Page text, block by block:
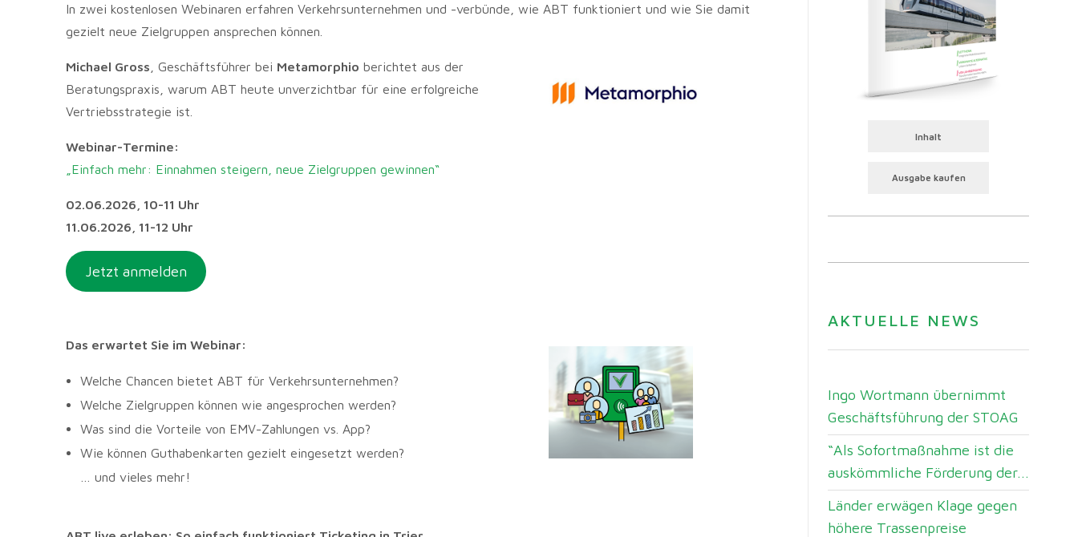
In zwei kostenlosen Webinaren erfahren Verkehrsunternehmen und -verbünde, wie ABT funktioniert und wie Sie damit
gezielt neue Zielgruppen ansprechen können.
Michael Gross , Geschäftsführer bei Metamorphio berichtet aus der
Beratungspraxis, warum ABT heute unverzichtbar für eine erfolgreiche
Vertriebsstrategie ist.
Webinar-Termine:
„Einfach mehr: Einnahmen steigern, neue Zielgruppen gewinnen“
02.06.2026, 10-11 Uhr
11.06.2026, 11-12 Uhr
Jetzt anmelden
Das erwartet Sie im Webinar:
Welche Chancen bietet ABT für Verkehrsunternehmen?
Welche Zielgruppen können wie angesprochen werden?
Was sind die Vorteile von EMV-Zahlungen vs. App?
Wie können Guthabenkarten gezielt eingesetzt werden?
… und vieles mehr!
Inhalt
Ausgabe kaufen
AKTUELLE NEWS
Ingo Wortmann übernimmt
Geschäftsführung der STOAG
“Als Sofortmaßnahme ist die
auskömmliche Förderung der...
Länder erwägen Klage gegen
höhere Trassenpreise